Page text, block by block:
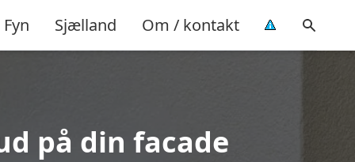
Fyn Sjælland Om / kontakt
på din facade